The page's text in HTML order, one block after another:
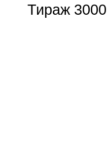
Тираж 3000